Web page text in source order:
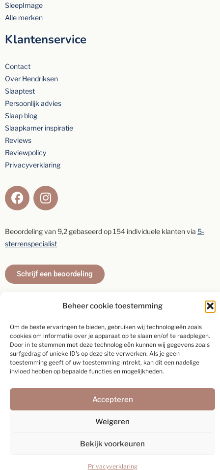
Beheer cookie toestemming
Om de beste ervaringen te bieden, gebruiken wij technologieën zoals
cookies om informatie over je apparaat op te slaan en/of te raadplegen.
Door in te stemmen met deze technologieën kunnen wij gegevens zoals
surfgedrag of unieke ID's op deze site verwerken. Als je geen
toestemming geeft of uw toestemming intrekt, kan dit een nadelige
invloed hebben op bepaalde functies en mogelijkheden.
Accepteren
Weigeren
Bekijk voorkeuren
Privacyverklaring
SleepImage
Alle merken
Klantenservice
Contact
Over Hendriksen
Slaaptest
Persoonlijk advies
Slaap blog
Slaapkamer inspiratie
Reviews
Reviewpolicy
Privacyverklaring
Beoordeling van9,2 gebaseerd op154 individuele klanten via 5-
sterrenspecialist
Schrijf een beoordeling
Webdesign:Rex Media